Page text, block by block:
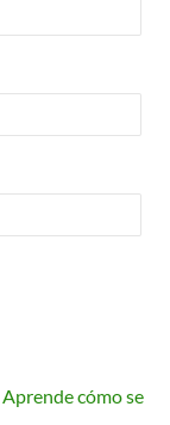
Aprende cómo se